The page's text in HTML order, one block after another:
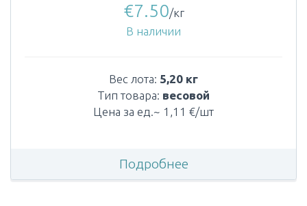
€7.50/кг
В наличии
Вес лота: 5,20 кг
Тип товара: весовой
Цена за ед.~ 1,11 €/шт
Подробнее